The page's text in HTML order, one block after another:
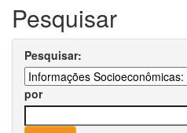
Pesquisar
Pesquisar:
por